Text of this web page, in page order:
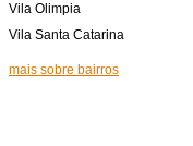
Vila Olimpia
Vila Santa Catarina
mais sobre bairros